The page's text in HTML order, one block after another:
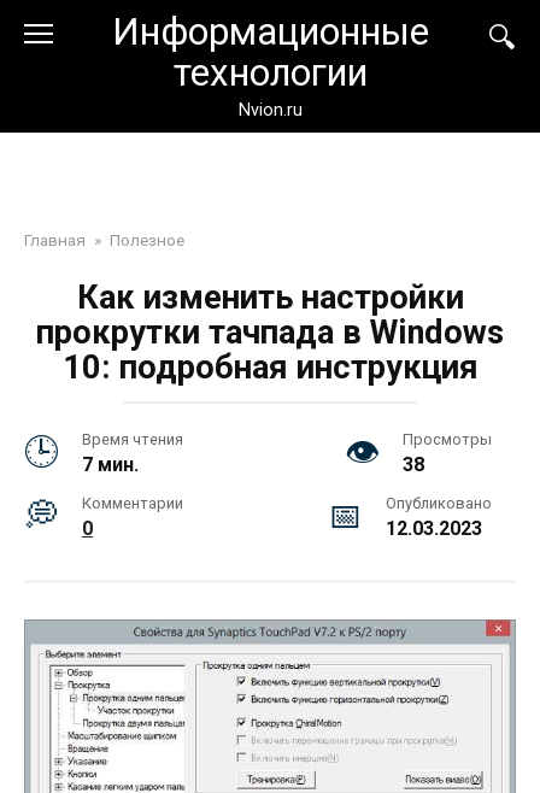
Информационные
технологии
Nvion.ru
Главная » Полезное
Как изменить настройки
прокрутки тачпада в Windows
10: подробная инструкция
Время чтения
7 мин.
Просмотры
38
Комментарии
0
Опубликовано
12.03.2023